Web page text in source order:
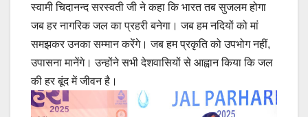
स्वामी चिदानन्द सरस्वती जी ने कहा कि भारत तब सुजलम होगा
जब हर नागरिक जल का प्रहरी बनेगा। जब हम नदियों को मां
समझकर उनका सम्मान करेंगे। जब हम प्रकृति को उपभोग नहीं,
उपासना मानेंगे। उन्होंने सभी देशवासियों से आह्वान किया कि जल
की हर बूंद में जीवन है।